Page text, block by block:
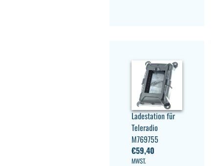
Ladestation für
Teleradio
M769755
€59,40
MWST.